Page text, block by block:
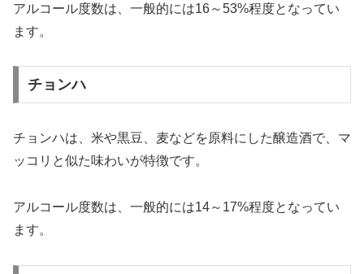
アルコール度数は、一般的には16～53%程度となってい
ます。
チョンハ
チョンハは、米や黒豆、麦などを原料にした醸造酒で、マ
ッコリと似た味わいが特徴です。
アルコール度数は、一般的には14～17%程度となってい
ます。